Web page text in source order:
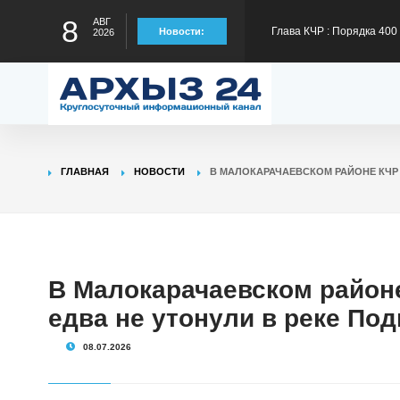
8
АВГ
2026
Новости: 300 тысяч рублей на
Глава КЧР Рашид
Глава КЧР Рашид
Малый Зеленчук на 42-м
ГЛАВНАЯ
НОВОСТИ В МАЛОКАРАЧАЕВСКОМ РАЙОНЕ
В Малокарачаевском
едва не утонули в реке
08.07.2026